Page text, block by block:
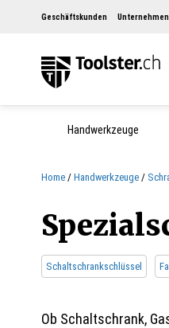
Geschäftskunden Unternehmen
Handwerkzeuge
Home Handwerkzeuge
Schaltschrankschlüssel
Ob Schaltschrank,